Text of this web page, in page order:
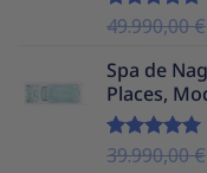
Note5.00
49.990,00€
Spa de
Places,
Note5.00
39.990,00€